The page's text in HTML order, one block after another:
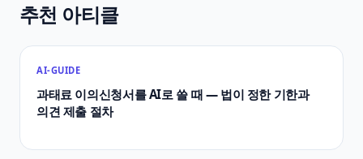
추천 아티클
AI-GUIDE
과태료 이의신청서를 AI로 쓸 때 — 법이 정한 기한과
의견 제출 절차